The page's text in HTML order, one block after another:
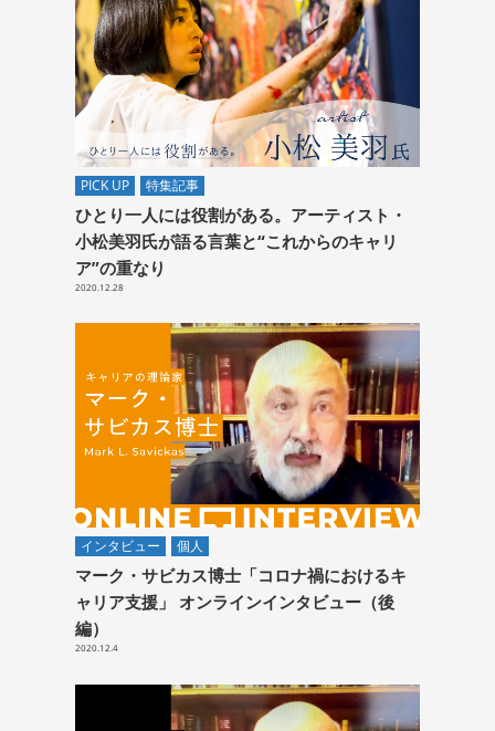
PICK UP 特集記事
ひとり一人には役割がある。アーティスト・
小松美羽氏が語る言葉と“これからのキャリ
ア”の重なり
2020.12.28
インタビュー 個人
マーク・サビカス博士「コロナ禍におけるキ
ャリア支援」 オンラインインタビュー（後
編）
2020.12.4